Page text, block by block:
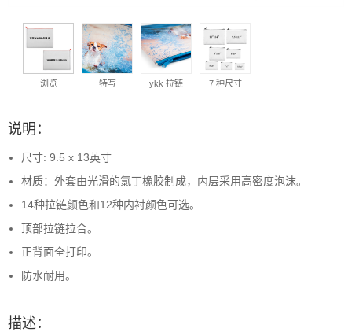
浏览 特写 ykk 拉链 7 种尺寸
说明：
尺寸: 9.5 x 13英寸
材质：外套由光滑的氯丁橡胶制成，内层采用高密度泡沫。
14种拉链颜色和12种内衬颜色可选。
顶部拉链拉合。
正背面全打印。
防水耐用。
描述：